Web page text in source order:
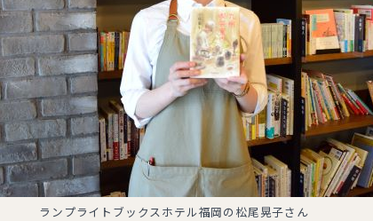
ランプライトブックスホテル福岡の松尾晃子さん